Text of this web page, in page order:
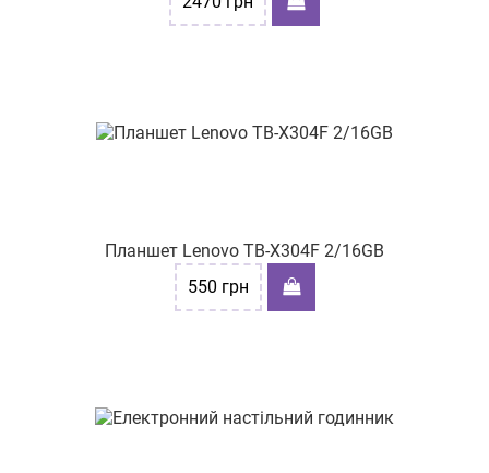
Планшет Lenovo TB-X304F 2/16GB
550 грн